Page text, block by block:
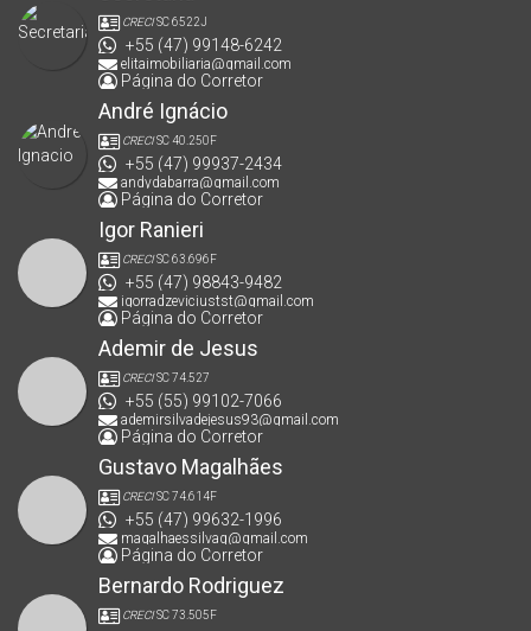
CRECISC 6522J
+55 (47) 99148-6242
elitaimobiliaria@gmail.com
Página do Corretor
André Ignácio
CRECISC 40.250F
+55 (47) 99937-2434
andydabarra@gmail.com
Página do Corretor
Igor Ranieri
CRECISC 63.696F
+55 (47) 98843-9482
igorradzeviciustst@gmail.com
Página do Corretor
Ademir de Jesus
CRECISC 74.527
+55 (55) 99102-7066
ademirsilvadejesus93@gmail.com
Página do Corretor
Gustavo Magalhães
CRECISC 74.614F
+55 (47) 99632-1996
magalhaessilvag@gmail.com
Página do Corretor
Bernardo Rodriguez
CRECISC 73.505F